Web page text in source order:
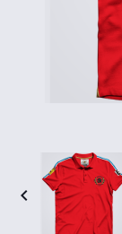
